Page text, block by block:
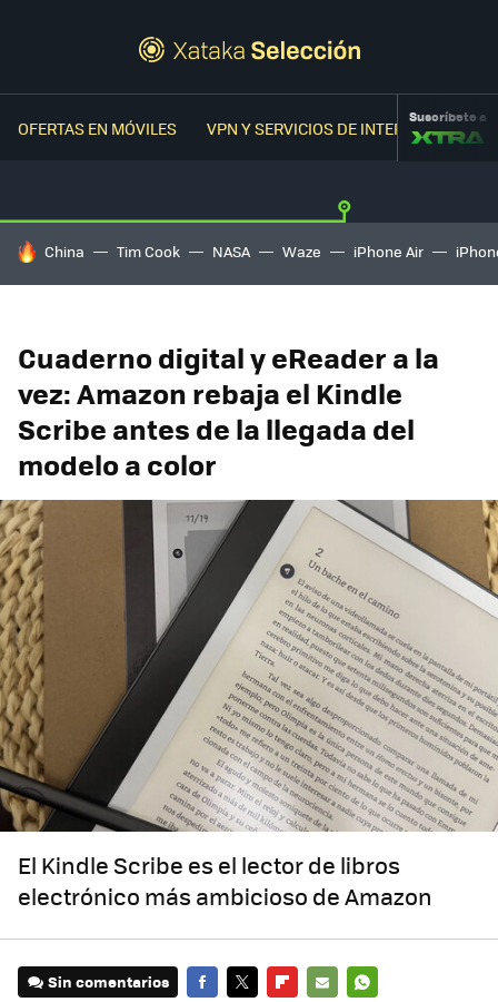
OFERTAS EN MÓVILES VPN Y SERVICIOS DE INTERNETSuscríbete a
HOY SE HABLA DE
China Tim Cook NASA Waze iPhone Air
Cuaderno digital y eReader a la
vez: Amazon rebaja el Kindle
Scribe antes de la llegada del
modelo a color
El Kindle Scribe es el lector de libros
electrónico más ambicioso de Amazon
Sin comentarios